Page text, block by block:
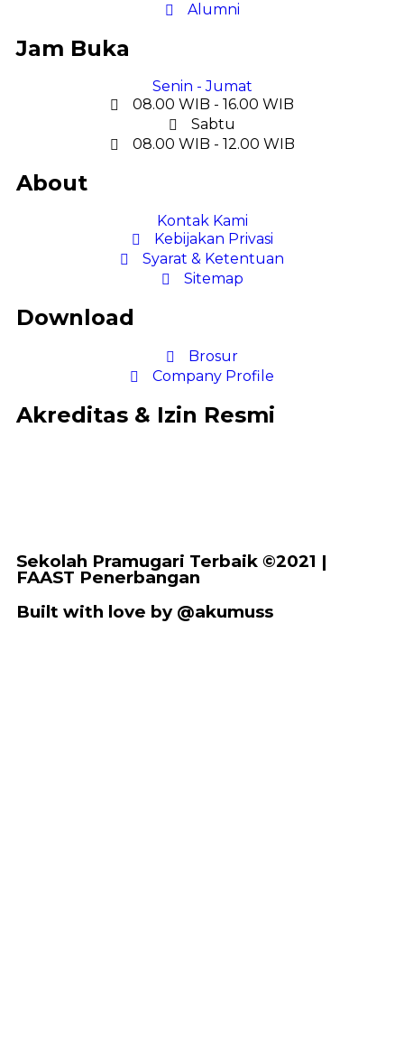
Alumni
Jam Buka
Senin - Jumat
08.00 WIB - 16.00 WIB
Sabtu
08.00 WIB - 12.00 WIB
About
Kontak Kami
Kebijakan Privasi
Syarat & Ketentuan
Sitemap
Download
Brosur
Company Profile
Akreditas & Izin Resmi
Sekolah Pramugari Terbaik ©2021 |
FAAST Penerbangan
Built with love by @akumuss